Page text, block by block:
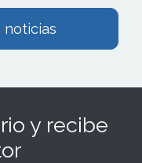
noticias
y recibe